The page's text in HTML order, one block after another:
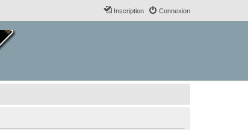
Connexion
Inscription